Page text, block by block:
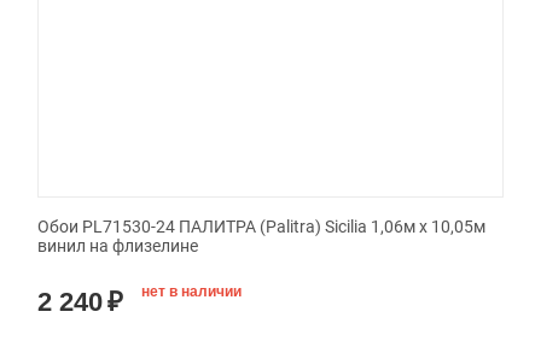
Обои PL71530-24 ПАЛИТРА (Palitra) Sicilia 1,06м х 10,05м
винил на флизелине
2 240₽ нет в наличии